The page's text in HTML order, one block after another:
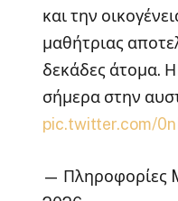
και την
μαθήτριας
δεκάδες άτομα.
σήμερα στην
pic.twitter.com/
— Πληροφορίες